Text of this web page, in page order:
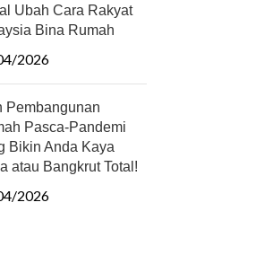
Ubah Cara Rakyat
Bina Rumah
2026
Pembangunan
Pasca-Pandemi
Bikin Anda Kaya
atau Bangkrut Total!
2026